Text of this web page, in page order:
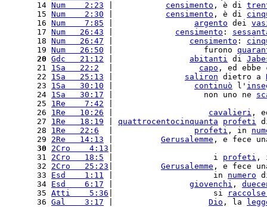
14 Num    2:23 censimento , è di
15 Num    2:30 censimento , è di
16 Num    7:85 argento dei
17 Num   26:43 censimento :
18 Num   26:47 censimento :
19 Num   26:50 |                   furono
20 Gdc   21:12 abitanti di
21 1Sa   22:2 capo , ed
22 1Sa   25:13 saliron dietro a
23 1Sa   30:10 continuò l'
24 1Sa   30:17 |                   non uno ne
25 1Re    7:42
26 1Re   10:26 cavalieri ,
27 1Re   18:19 quattrocentocinquanta profeti
28 1Re   22:6 profeti , in
29 2Re   14:13 Gerusalemme , e fece
30
2Cro    4:13
31 2Cro   18:5 |                     i profeti ,
32 2Cro   25:23 Gerusalemme , e fece
33 Esd    1:11 |                     in numero
34 Esd    6:17 giovenchi ,
35 Atti    5:36 |                     si
36 Gal    3:17 Dio , la